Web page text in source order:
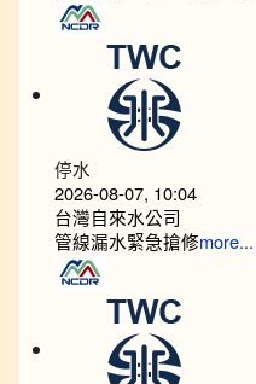
停水
2026-08-07, 10:04
台灣自來水公司
管線漏水緊急搶修more...